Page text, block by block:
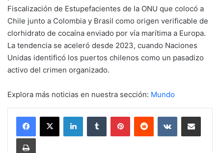
Fiscalización de Estupefacientes de la ONU que colocó a
Chile junto a Colombia y Brasil como origen verificable de
clorhidrato de cocaína enviado por vía marítima a Europa.
La tendencia se aceleró desde 2023, cuando Naciones
Unidas identificó los puertos chilenos como un pasadizo
activo del crimen organizado.
Explora más noticias en nuestra sección: Mundo
LinkedInTumblr PinterestReddit VKontakteCompartir por mail
Imprimir